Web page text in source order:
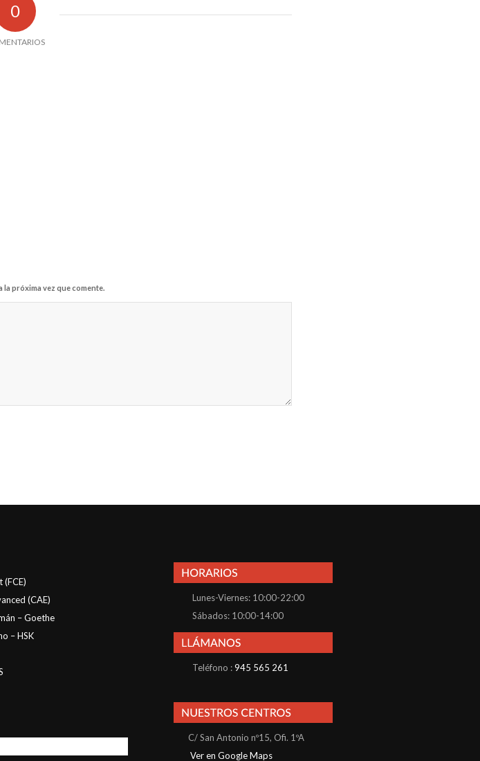
0
próxima vez que comente.
(FCE)
(CAE)
– Goethe
– HSK
Lunes-Viernes: 10:00-22:00
Sábados: 10:00-14:00
Teléfono :945 565 261
C/ San Antonio nº15, Ofi. 1ºA
Ver en Google Maps